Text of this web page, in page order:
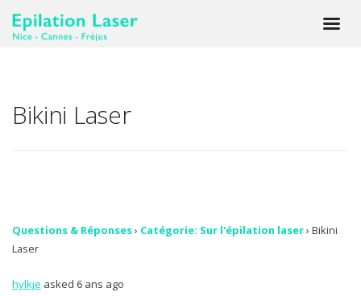
Bikini Laser
Questions & Réponses› Catégorie: Sur l'épilation laser› Bikini
Laser
hylkje asked 6 ans ago